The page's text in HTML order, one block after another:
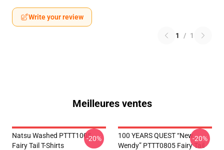
Write your review
1 / 1
Meilleures ventes
Natsu Washed PTTT1005
Fairy Tail T-Shirts
-20%
100 YEARS QUEST “New
Wendy” PTTT0805 Fairy Tail
-20%